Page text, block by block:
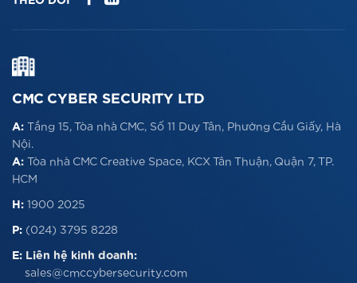
CMC CYBER SECURITY LTD
A: Tầng 15, Tòa nhà CMC, Số 11 Duy Tân, Phường Cầu Giấy, Hà
Nội.
A: Tòa nhà CMC Creative Space, KCX Tân Thuận, Quận 7, TP.
HCM
H: 1900 2025
P: (024) 3795 8228
E: Liên hệ kinh doanh:
sales@cmccybersecurity.com